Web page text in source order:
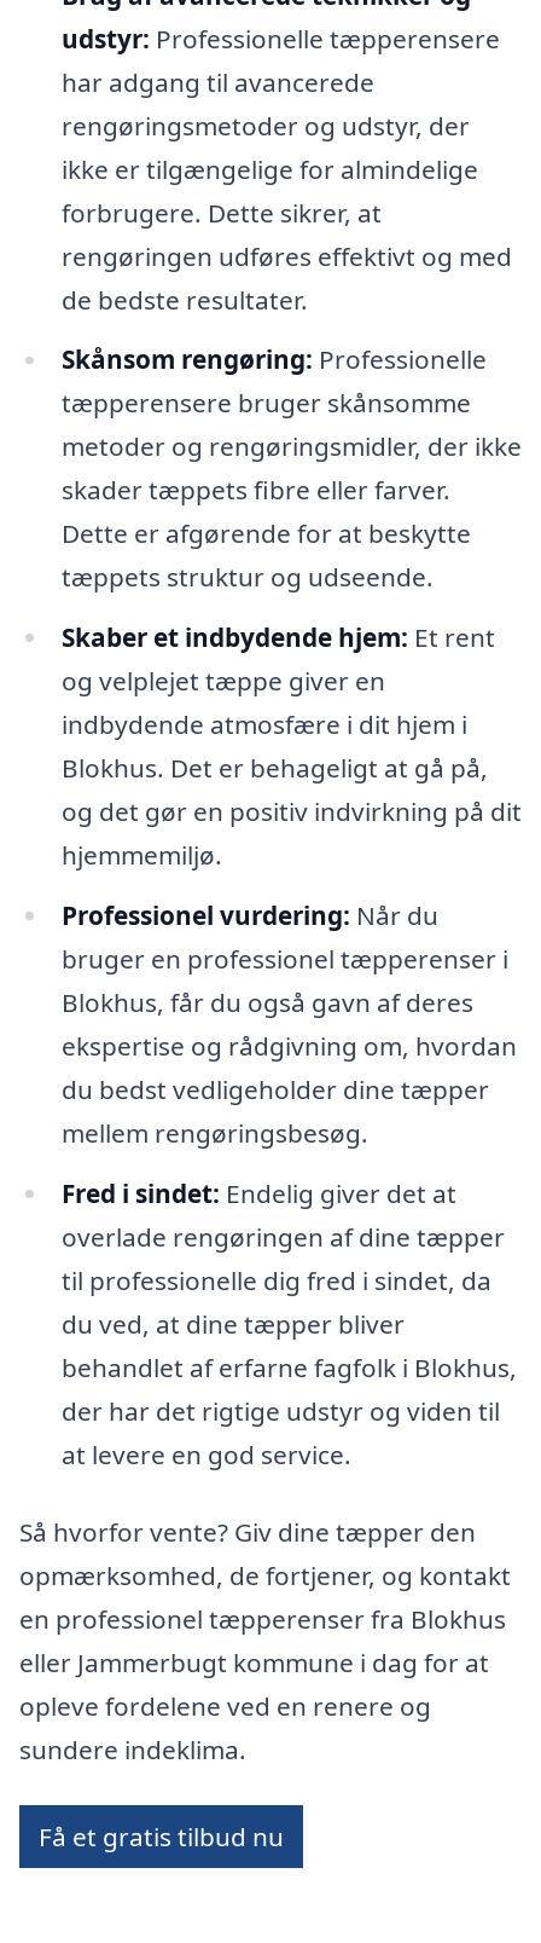
udstyr: Professionelle tæpperensere
har adgang til avancerede
rengøringsmetoder og udstyr, der
ikke er tilgængelige for almindelige
forbrugere. Dette sikrer, at
rengøringen udføres effektivt og med
de bedste resultater.
Skånsom rengøring: Professionelle
tæpperensere bruger skånsomme
metoder og rengøringsmidler, der ikke
skader tæppets fibre eller farver.
Dette er afgørende for at beskytte
tæppets struktur og udseende.
Skaber et indbydende hjem: Et rent
og velplejet tæppe giver en
indbydende atmosfære i dit hjem i
Blokhus. Det er behageligt at gå på,
og det gør en positiv indvirkning på dit
hjemmemiljø.
Professionel vurdering: Når du
bruger en professionel tæpperenser i
Blokhus, får du også gavn af deres
ekspertise og rådgivning om, hvordan
du bedst vedligeholder dine tæpper
mellem rengøringsbesøg.
Fred i sindet: Endelig giver det at
overlade rengøringen af dine tæpper
til professionelle dig fred i sindet, da
du ved, at dine tæpper bliver
behandlet af erfarne fagfolk i Blokhus,
der har det rigtige udstyr og viden til
at levere en god service.
Så hvorfor vente? Giv dine tæpper den
opmærksomhed, de fortjener, og kontakt
en professionel tæpperenser fra Blokhus
eller Jammerbugt kommune i dag for at
opleve fordelene ved en renere og
sundere indeklima.
Få et gratis tilbud nu